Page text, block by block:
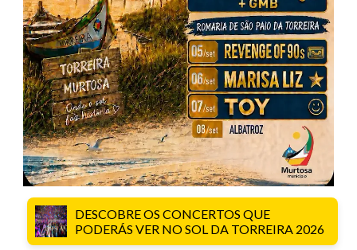
DESCOBRE OS CONCERTOS QUE
PODERÁS VER NO SOL DA TORREIRA 2026